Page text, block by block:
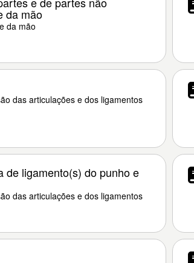
da mão
da mão
das articulações e dos ligamentos
de ligamento(s) do punho e
das articulações e dos ligamentos